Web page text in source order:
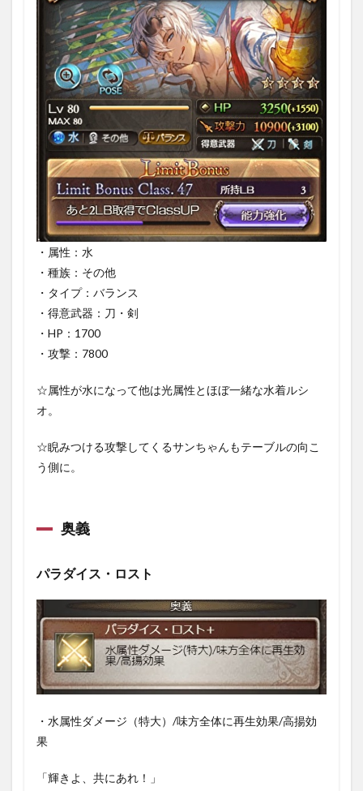
1.2
奥義
1.2.1
パラダ
イス・
ロスト
1.3
アビ
リテ
ィ
1.3.1
レヴェ
レイシ
ョン
1.3.2
オルク
ス・エ
クス・
インフ
ェルニ
ウィズ
リテ
ィ
珈琲を
1.4.2
預言者
の掌上
1.5
リミ
ボー
リミ
・属性：水
・種族：その他
・タイプ：バランス
・得意武器：刀・剣
・HP：1700
・攻撃：7800
☆属性が水になって他は光属性とほぼ一緒な水着ルシ
オ。
☆睨みつける攻撃してくるサンちゃんもテーブルの向こ
う側に。
奥義
パラダイス・ロスト
・水属性ダメージ（特大）/味方全体に再生効果/高揚効
果
「輝きよ、共にあれ！」